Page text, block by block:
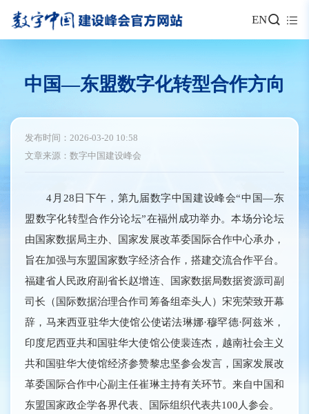
EN
中国—东盟数字化转型合作方向
发布时间：2026-03-20 10:58
文章来源：数字中国建设峰会
4月28日下午，第九届数字中国建设峰会“中国—东
盟数字化转型合作分论坛”在福州成功举办。本场分论坛
由国家数据局主办、国家发展改革委国际合作中心承办，
旨在加强与东盟国家数字经济合作，搭建交流合作平台。
福建省人民政府副省长赵增连、国家数据局数据资源司副
司长（国际数据治理合作司筹备组牵头人）宋宪荣致开幕
辞，马来西亚驻华大使馆公使诺法琳娜·穆罕德·阿兹米，
印度尼西亚共和国驻华大使馆公使裴连杰，越南社会主义
共和国驻华大使馆经济参赞黎忠坚参会发言，国家发展改
革委国际合作中心副主任崔琳主持有关环节。来自中国和
东盟国家政企学各界代表、国际组织代表共100人参会。